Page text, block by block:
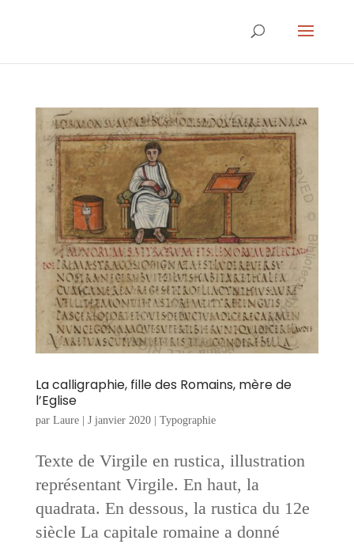
La calligraphie, fille des Romains, mère de
l’Eglise
par Laure| J janvier 2020| Typographie
Texte de Virgile en rustica, illustration
représentant Virgile. En haut, la
quadrata. En dessous, la rustica du 12e
siècle La capitale romaine a donné